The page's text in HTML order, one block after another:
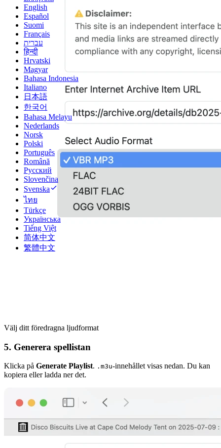
English
Español
Suomi
Français
עברית
हिन्दी
Hrvatski
Magyar
Bahasa Indonesia
Italiano
日本語
한국어
Bahasa Melayu
Nederlands
Norsk
Polski
Português
Română
Русский
Slovenčina
Svenska
ไทย
Türkçe
Українська
Tiếng Việt
简体中文
繁體中文
Välj ditt föredragna ljudformat
5. Generera spellistan
Klicka på Generate Playlist. .m3u-innehållet visas nedan. Du kan
kopiera eller ladda ner det.